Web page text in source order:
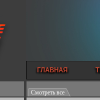
ГЛАВНАЯ
Смотреть все